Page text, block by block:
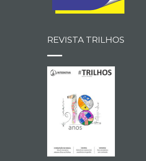
REVISTA TRILHOS